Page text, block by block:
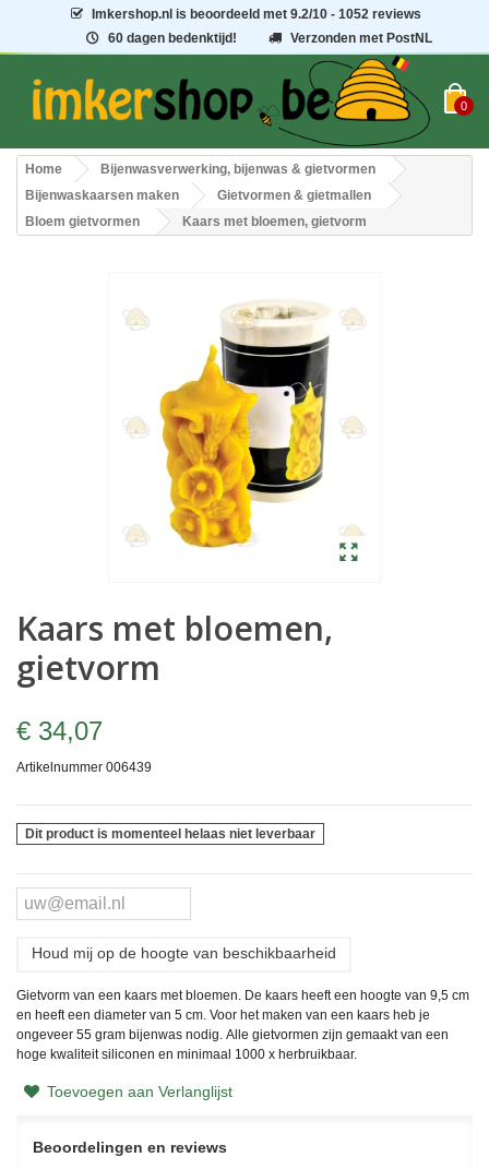
Imkershop.nl is beoordeeld met9.2/10 - 1052 reviews
60 dagen bedenktijd!
Verzonden met PostNL
0
Home
Bijenwasverwerking, bijenwas & gietvormen
Bijenwaskaarsen maken
Gietvormen & gietmallen
Bloem gietvormen
Kaars met bloemen, gietvorm
Kaars met bloemen,
gietvorm
€ 34,07
Artikelnummer 006439
Dit product is momenteel helaas niet leverbaar
Houd mij op de hoogte van beschikbaarheid
Gietvorm van een kaars met bloemen. De kaars heeft een hoogte van 9,5 cm
en heeft een diameter van 5 cm. Voor het maken van een kaars heb je
ongeveer 55 gram bijenwas nodig. Alle gietvormen zijn gemaakt van een
hoge kwaliteit siliconen en minimaal 1000 x herbruikbaar.
Toevoegen aan Verlanglijst
Beoordelingen en reviews